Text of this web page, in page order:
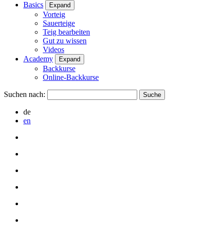
Basics
Expand
Vorteig
Sauerteige
Teig bearbeiten
Gut zu wissen
Videos
Academy
Expand
Backkurse
Online-Backkurse
Suchen nach:
de
en